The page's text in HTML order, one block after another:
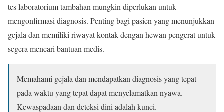
tes laboratorium tambahan mungkin diperlukan untuk
mengonfirmasi diagnosis. Penting bagi pasien yang menunjukkan
gejala dan memiliki riwayat kontak dengan hewan pengerat untuk
segera mencari bantuan medis.
Memahami gejala dan mendapatkan diagnosis yang tepat
pada waktu yang tepat dapat menyelamatkan nyawa.
Kewaspadaan dan deteksi dini adalah kunci.